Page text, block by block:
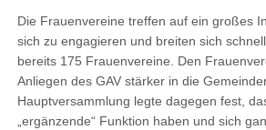
Die Frauenvereine treffen auf ein großes
sich zu engagieren und breiten sich
bereits 175 Frauenvereine. Den
Anliegen des GAV stärker in die
Hauptversammlung legte dagegen fest,
„ergänzende“ Funktion haben und sich